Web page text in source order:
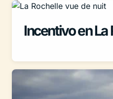
Incentivo en La